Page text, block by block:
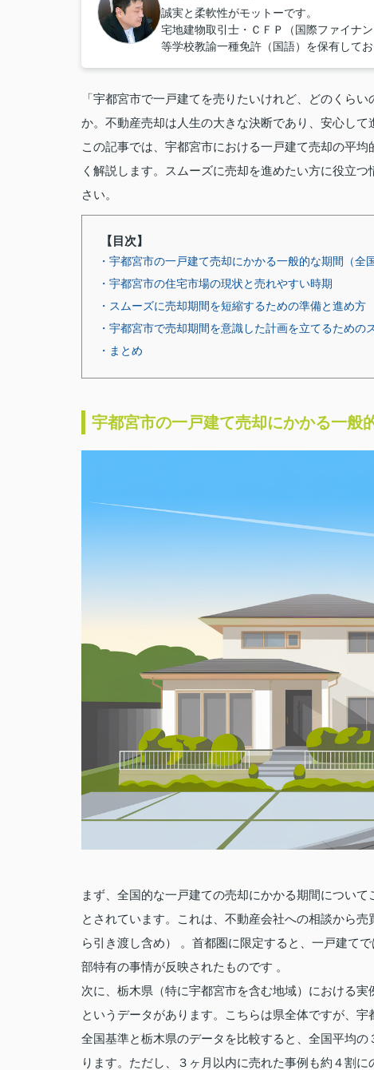
誠実と柔軟性がモットーです。
宅地建物取引士・ＣＦＰ（国際ファイナ
等学校教諭一種免許（国語）を保有してお
「宇都宮市で一戸建てを売りたいけれど、どのくら
か。不動産売却は人生の大きな決断であり、安心し
この記事では、宇都宮市における一戸建て売却の平
く解説します。スムーズに売却を進めたい方に役立
さい。
【目次】
・宇都宮市の一戸建て売却にかかる一般的な期間（全
・宇都宮市の住宅市場の現状と売れやすい時期
・スムーズに売却期間を短縮するための準備と進め方
・宇都宮市で売却期間を意識した計画を立てるための
・まとめ
宇都宮市の一戸建て売却にかかる一般
まず、全国的な一戸建ての売却にかかる期間につい
とされています。これは、不動産会社への相談から
ら引き渡し含め） 。首都圏に限定すると、一戸建て
部特有の事情が反映されたものです 。
次に、栃木県（特に宇都宮市を含む地域）における
というデータがあります。こちらは県全体ですが、宇
全国基準と栃木県のデータを比較すると、全国平均
ります。ただし、３ヶ月以内に売れた事例も約４割